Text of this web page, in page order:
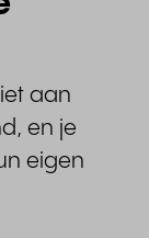
aan
en je
eigen